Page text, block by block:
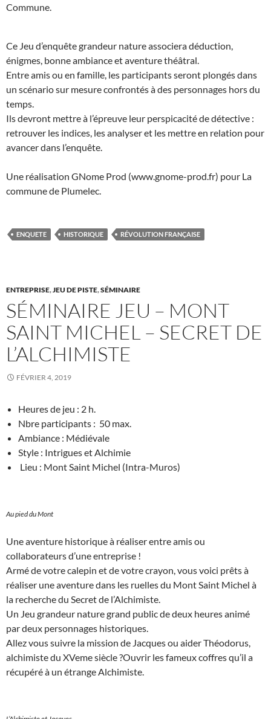
Commune.
Ce Jeu d’enquête grandeur nature associera déduction,
énigmes, bonne ambiance et aventure théâtral.
Entre amis ou en famille, les participants seront plongés dans
un scénario sur mesure confrontés à des personnages hors du
temps.
Ils devront mettre à l’épreuve leur perspicacité de détective :
retrouver les indices, les analyser et les mettre en relation pour
avancer dans l’enquête.
Une réalisation GNome Prod (www.gnome-prod.fr) pour La
commune de Plumelec.
ENQUETE HISTORIQUE RÉVOLUTION FRANÇAISE
ENTREPRISE,JEU DE PISTE,SÉMINAIRE
SÉMINAIRE JEU – MONT
SAINT MICHEL – SECRET DE
L’ALCHIMISTE
FÉVRIER 4, 2019
Heures de jeu : 2 h.
Nbre participants : 50 max.
Ambiance : Médiévale
Style : Intrigues et Alchimie
Lieu : Mont Saint Michel (Intra-Muros)
Au pied du Mont
Une aventure historique à réaliser entre amis ou
collaborateurs d’une entreprise !
Armé de votre calepin et de votre crayon, vous voici prêts à
réaliser une aventure dans les ruelles du Mont Saint Michel à
la recherche du Secret de l’Alchimiste.
Un Jeu grandeur nature grand public de deux heures animé
par deux personnages historiques.
Allez vous suivre la mission de Jacques ou aider Théodorus,
alchimiste du XVeme siècle ?Ouvrir les fameux coffres qu’il a
récupéré à un étrange Alchimiste.